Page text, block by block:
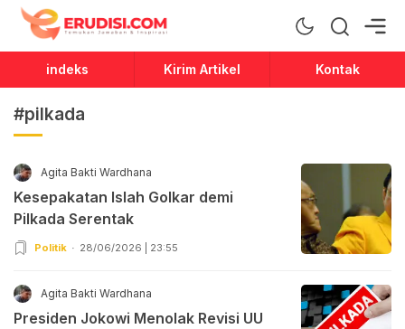
Erudisi
Temukan Jawaban dan Inspirasi
indeks Kirim Artikel Kontak
#pilkada
Agita Bakti Wardhana
Kesepakatan Islah Golkar demi
Pilkada Serentak
Politik 28/06/2026 | 23:55
Agita Bakti Wardhana
Presiden Jokowi Menolak Revisi UU